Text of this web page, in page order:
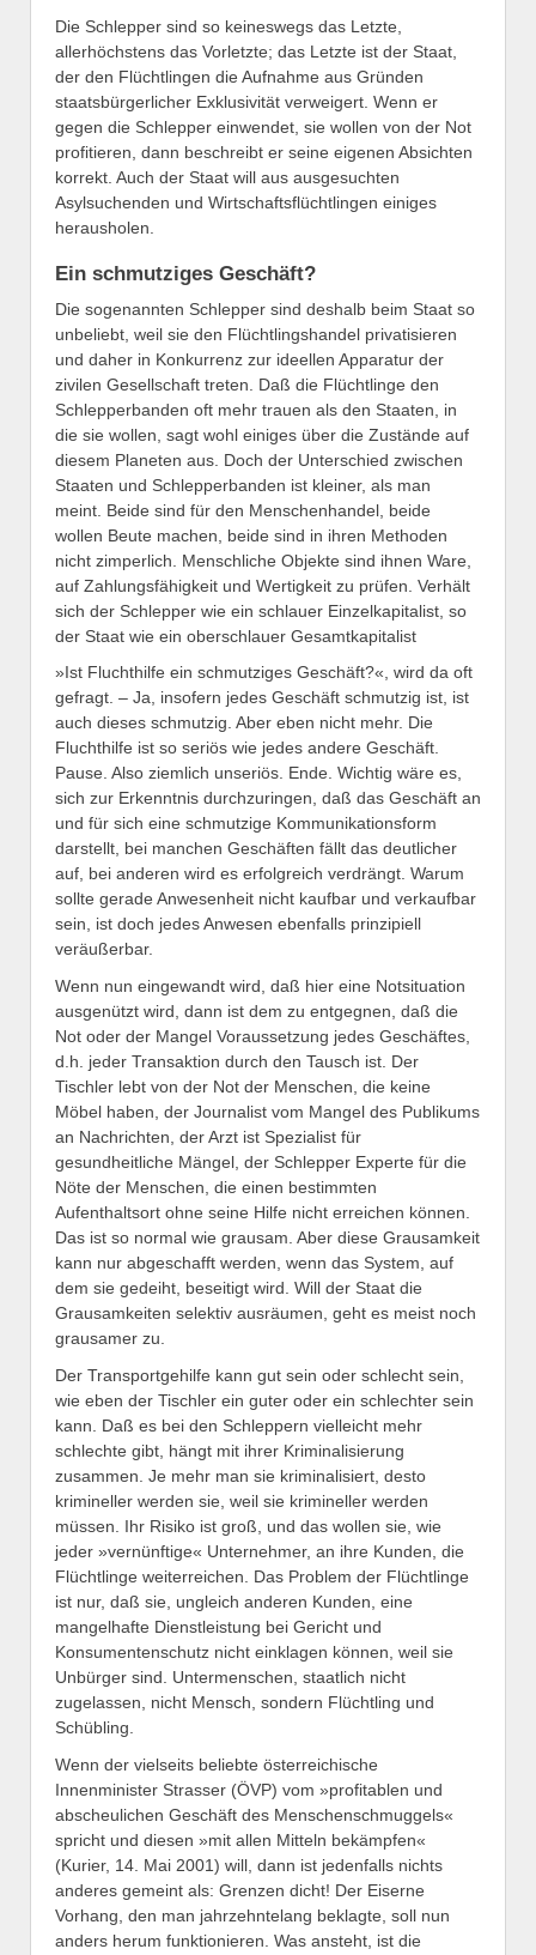
Die Schlepper sind so keineswegs das Letzte,
allerhöchstens das Vorletzte; das Letzte ist der Staat,
der den Flüchtlingen die Aufnahme aus Gründen
staatsbürgerlicher Exklusivität verweigert. Wenn er
gegen die Schlepper einwendet, sie wollen von der Not
profitieren, dann beschreibt er seine eigenen Absichten
korrekt. Auch der Staat will aus ausgesuchten
Asylsuchenden und Wirtschaftsflüchtlingen einiges
herausholen.
Ein schmutziges Geschäft?
Die sogenannten Schlepper sind deshalb beim Staat so
unbeliebt, weil sie den Flüchtlingshandel privatisieren
und daher in Konkurrenz zur ideellen Apparatur der
zivilen Gesellschaft treten. Daß die Flüchtlinge den
Schlepperbanden oft mehr trauen als den Staaten, in
die sie wollen, sagt wohl einiges über die Zustände auf
diesem Planeten aus. Doch der Unterschied zwischen
Staaten und Schlepperbanden ist kleiner, als man
meint. Beide sind für den Menschenhandel, beide
wollen Beute machen, beide sind in ihren Methoden
nicht zimperlich. Menschliche Objekte sind ihnen Ware,
auf Zahlungsfähigkeit und Wertigkeit zu prüfen. Verhält
sich der Schlepper wie ein schlauer Einzelkapitalist, so
der Staat wie ein oberschlauer Gesamtkapitalist
»Ist Fluchthilfe ein schmutziges Geschäft?«, wird da oft
gefragt. – Ja, insofern jedes Geschäft schmutzig ist, ist
auch dieses schmutzig. Aber eben nicht mehr. Die
Fluchthilfe ist so seriös wie jedes andere Geschäft.
Pause. Also ziemlich unseriös. Ende. Wichtig wäre es,
sich zur Erkenntnis durchzuringen, daß das Geschäft an
und für sich eine schmutzige Kommunikationsform
darstellt, bei manchen Geschäften fällt das deutlicher
auf, bei anderen wird es erfolgreich verdrängt. Warum
sollte gerade Anwesenheit nicht kaufbar und verkaufbar
sein, ist doch jedes Anwesen ebenfalls prinzipiell
veräußerbar.
Wenn nun eingewandt wird, daß hier eine Notsituation
ausgenützt wird, dann ist dem zu entgegnen, daß die
Not oder der Mangel Voraussetzung jedes Geschäftes,
d.h. jeder Transaktion durch den Tausch ist. Der
Tischler lebt von der Not der Menschen, die keine
Möbel haben, der Journalist vom Mangel des Publikums
an Nachrichten, der Arzt ist Spezialist für
gesundheitliche Mängel, der Schlepper Experte für die
Nöte der Menschen, die einen bestimmten
Aufenthaltsort ohne seine Hilfe nicht erreichen können.
Das ist so normal wie grausam. Aber diese Grausamkeit
kann nur abgeschafft werden, wenn das System, auf
dem sie gedeiht, beseitigt wird. Will der Staat die
Grausamkeiten selektiv ausräumen, geht es meist noch
grausamer zu.
Der Transportgehilfe kann gut sein oder schlecht sein,
wie eben der Tischler ein guter oder ein schlechter sein
kann. Daß es bei den Schleppern vielleicht mehr
schlechte gibt, hängt mit ihrer Kriminalisierung
zusammen. Je mehr man sie kriminalisiert, desto
krimineller werden sie, weil sie krimineller werden
müssen. Ihr Risiko ist groß, und das wollen sie, wie
jeder »vernünftige« Unternehmer, an ihre Kunden, die
Flüchtlinge weiterreichen. Das Problem der Flüchtlinge
ist nur, daß sie, ungleich anderen Kunden, eine
mangelhafte Dienstleistung bei Gericht und
Konsumentenschutz nicht einklagen können, weil sie
Unbürger sind. Untermenschen, staatlich nicht
zugelassen, nicht Mensch, sondern Flüchtling und
Schübling.
Wenn der vielseits beliebte österreichische
Innenminister Strasser (ÖVP) vom »profitablen und
abscheulichen Geschäft des Menschenschmuggels«
spricht und diesen »mit allen Mitteln bekämpfen«
(Kurier, 14. Mai 2001) will, dann ist jedenfalls nichts
anderes gemeint als: Grenzen dicht! Der Eiserne
Vorhang, den man jahrzehntelang beklagte, soll nun
anders herum funktionieren. Was ansteht, ist die